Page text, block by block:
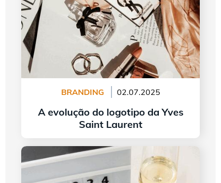
BRANDING 02.07.2025
A evolução do logotipo da Yves
Saint Laurent
continuar lendo
Desenhando um logo em 2024 — 5 tendências
para seguir